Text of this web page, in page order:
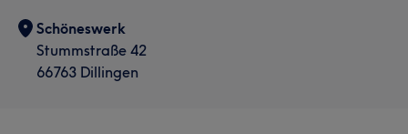
Schöneswerk
Stummstraße 42
66763 Dillingen